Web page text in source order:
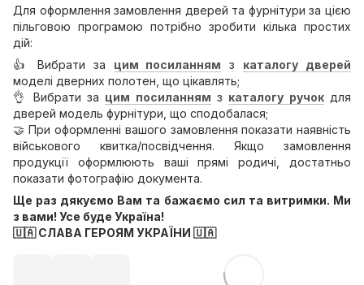
Для оформлення замовлення дверей та фурнітури за цією
пільговою програмою потрібно зробити кілька простих
дій:
👍 Вибрати за цим посиланням з каталогу дверей
моделі дверних полотен, що цікавлять;
👌 Вибрати за цим посиланням з каталогу ручокдля
дверей модель фурнітури, що сподобалася;
🤝 При оформленні вашого замовлення показати наявність
військового квитка/посвідчення. Якщо замовлення
продукції оформлюють ваші прямі родичі, достатньо
показати фотографію документа.
Ще раз дякуємо Вам та бажаємо сил та витримки. Ми
з вами! Усе буде Україна!
🇺🇦 СЛАВА ГЕРОЯМ УКРАЇНИ 🇺🇦